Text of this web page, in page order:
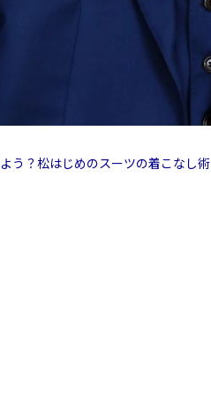
う？松はじめのスーツの着こなし術